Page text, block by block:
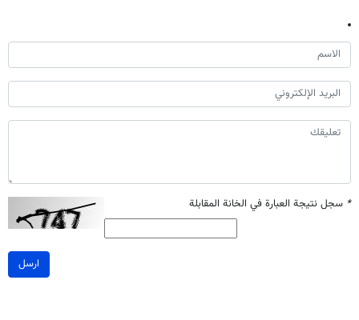
* سجل نتيجة العبارة في الخانة المقابلة
ارسل